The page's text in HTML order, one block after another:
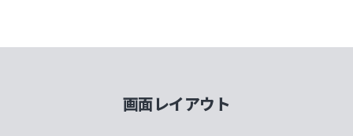
画面レイアウト